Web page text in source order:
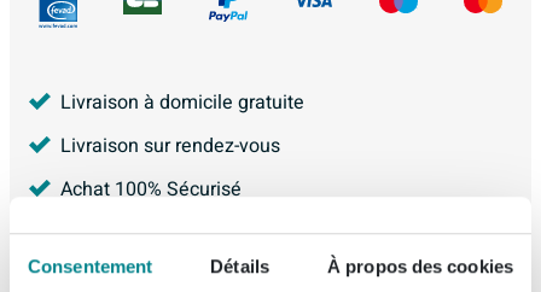
Consentement Détails À propos des cookies
Livraison à domicile gratuite
Livraison sur rendez-vous
Achat 100% Sécurisé
Garantie de 5 ans
4.226avis, avec une évaluation de8.9